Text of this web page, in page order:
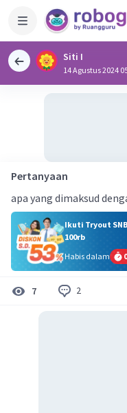
Siti I
14 Agustus 2024
Pertanyaan
apa yang dimaksud
Ikuti Tryout
100rb
Habis dalam
7 2